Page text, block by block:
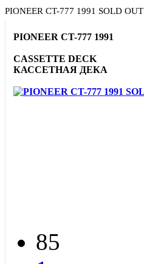
PIONEER CT-777 1991 SOLD OUT
PIONEER CT-777 1991
CASSETTE DECK
КАССЕТНАЯ ДЕКА
85